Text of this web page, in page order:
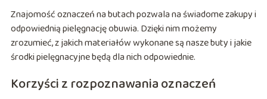
Znajomość oznaczeń na butach pozwala na świadome zakupy i
odpowiednią pielęgnację obuwia. Dzięki nim możemy
zrozumieć, z jakich materiałów wykonane są nasze buty i jakie
środki pielęgnacyjne będą dla nich odpowiednie.
Korzyści z rozpoznawania oznaczeń